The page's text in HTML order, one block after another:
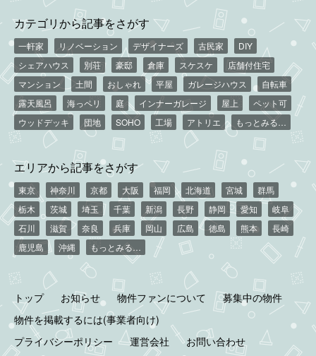
カテゴリから記事をさがす
一軒家 リノベーション デザイナーズ 古民家
DIY
シェアハウス
別荘 豪邸 倉庫 スケスケ
店舗付住宅
マンション
土間 おしゃれ 平屋 ガレージハウス
自転車
露天風呂
海っペリ 庭 インナーガレージ 屋上
ペット可
ウッドデッキ
団地 SOHO 工場 アトリエ もっとみる…
エリアから記事をさがす
東京 神奈川 京都 大阪 福岡 北海道 宮城
群馬
栃木
茨城 埼玉 千葉 新潟 長野 静岡 愛知
岐阜
石川
滋賀 奈良 兵庫 岡山 広島 徳島 熊本
長崎
鹿児島
沖縄 もっとみる…
トップ お知らせ 物件ファンについて
募集中の物件
物件を掲載するには(事業者向け)
プライバシーポリシー
運営会社 お問い合わせ